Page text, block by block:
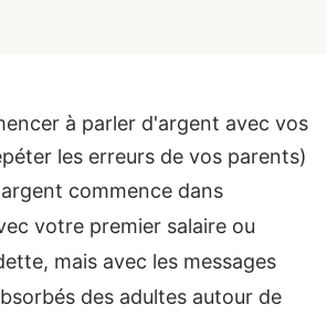
à parler d'argent avec vos
les erreurs de vos parents)
commence dans
votre premier salaire ou
mais avec les messages
des adultes autour de